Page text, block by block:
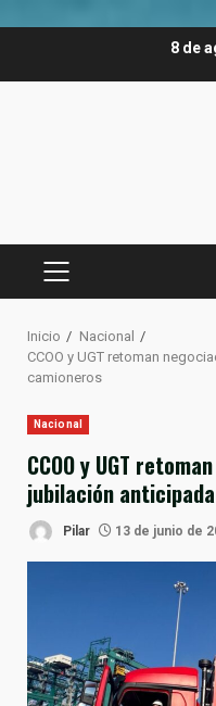
8 de
MENÚ
Inicio
Nacional
CCOO y UGT retoman
camioneros
Nacional
CCOO y UGT
jubilación
Pilar 13 de junio de